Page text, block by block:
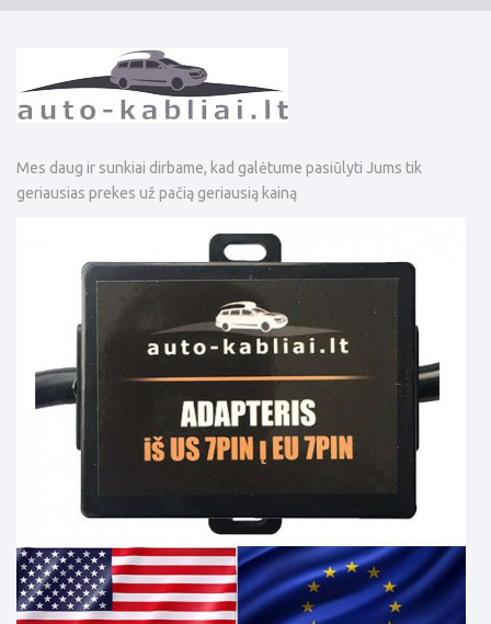
Mes daug ir sunkiai dirbame, kad galėtume pasiūlyti Jums tik
geriausias prekes už pačią geriausią kainą